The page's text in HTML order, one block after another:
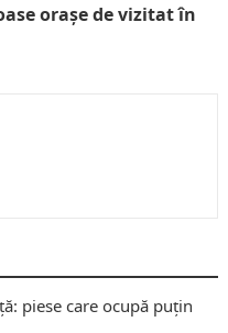
orașe de vizitat în
piese care ocupă puțin